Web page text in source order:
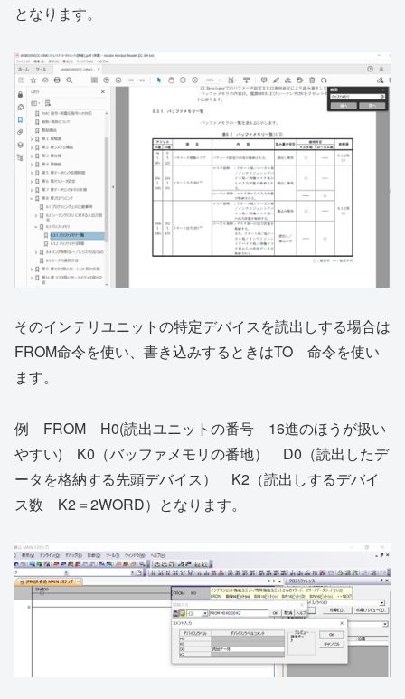
となります。
そのインテリユニットの特定デバイスを読出しする場合は
FROM命令を使い、書き込みするときはTO 命令を使い
ます。
例 FROM H0(読出ユニットの番号 16進のほうが扱い
やすい) K0（バッファメモリの番地） D0（読出したデ
ータを格納する先頭デバイス） K2（読出しするデバイ
ス数 K2＝2WORD）となります。